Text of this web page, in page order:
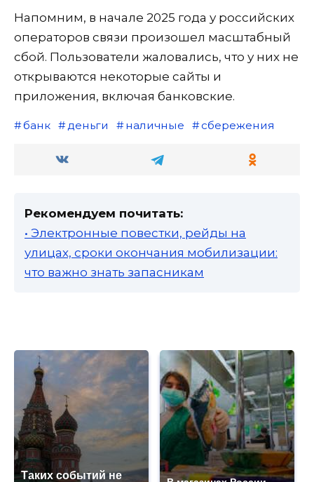
Напомним, в начале 2025 года у российских
операторов связи произошел масштабный
сбой. Пользователи жаловались, что у них не
открываются некоторые сайты и
приложения, включая банковские.
банк деньги наличные сбережения
Рекомендуем почитать:
• Электронные повестки, рейды на
улицах, сроки окончания мобилизации:
что важно знать запасникам
Таких событий не